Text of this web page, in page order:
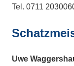
Tel. 0711
Uwe